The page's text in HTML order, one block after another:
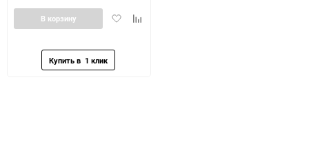
ДобавитьДобавить
В корзину